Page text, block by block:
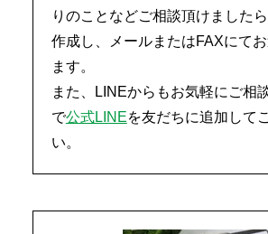
りのことなどご相談頂けました
作成し、メールまたはFAXにて
ます。
また、LINEからもお気軽にご相
で公式LINEを友だちに追加して
い。